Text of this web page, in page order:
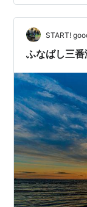
キング参加中
START!
ふなばし三番